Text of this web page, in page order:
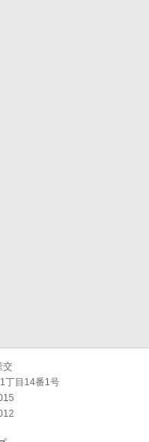
交
丁目14番1号